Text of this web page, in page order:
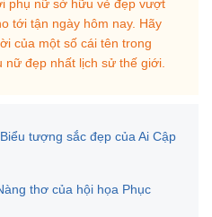
phụ nữ sở hữu vẻ đẹp vượt
tới tận ngày hôm nay. Hãy
của một số cái tên trong
đẹp nhất lịch sử thế giới.
tượng sắc đẹp của Ai Cập
thơ của hội họa Phục